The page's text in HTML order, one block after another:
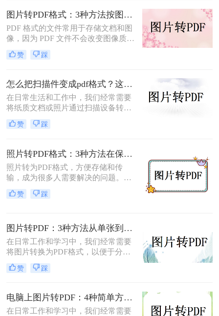
天，我将教你图片转为pdf怎么弄免费
的。
图片转PDF格式：3种方法按图片来源（手机/相机/截图）选！
PDF 格式的文件常用于存储文档和图
像，因为 PDF 文件不会改变图像质
量、版本或格式，而且可以在任何设
备之间轻松传输。如果你想将一些图
并成一个 PDF 文件，本文将介绍图片
如何转换为PDF格式。
赞 踩
怎么把扫描件变成pdf格式？这三种方法简单又实用！
在日常生活和工作中，我们经常需要
将纸质文档或照片通过扫描设备转化
为数字格式，并进一步将其保存为
PDF文件，以便于分享、存储和查
呢？本文将介绍三种将扫描件转换成
PDF格式的方法。
赞 踩
照片转PDF格式：3种方法在保留EXIF信息和画质上的差异！
照片转为PDF格式，方便存储和传
输，成为很多人需要解决的问题。无
论是为了整理相册、备份照片，还是
为了表格化、合并分享，PDF格式都
简单而快速的方法，帮助您轻松实现
照片转PDF的操作。
赞 踩
图片转PDF：3种方法从单张到批量转换的操作差异！
在日常工作和学习中，我们经常需要
将图片转换为PDF格式，以便于分
享、打印和存档。那么图片怎么转pdf
呢？本文将介绍三种常用的将图片转
同的需求选择最合适的方式。
赞 踩
电脑上图片转PDF：4种简单方法的操作步骤和DPI设置！
在日常工作和学习中，我们经常需要